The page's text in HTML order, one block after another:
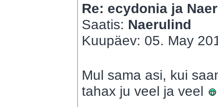
Re: ecydonia ja
Saatis: Naerulind
Kuupäev: 05. May
Mul sama asi, kui
tahax ju veel ja veel